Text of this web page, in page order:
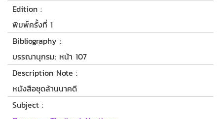
Edition :
พิมพ์ครั้งที่ 1
Bibliography :
บรรณานุกรม: หน้า 107
Description Note :
หนังสือชุดล้านนาคดี
Subject :